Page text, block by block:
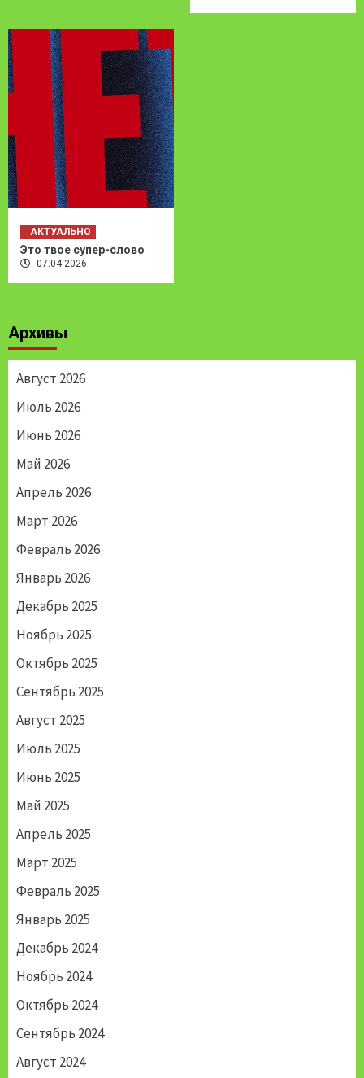
АКТУАЛЬНО
Это твое супер-слово
07.04.2026
Архивы
Август 2026
Июль 2026
Июнь 2026
Май 2026
Апрель 2026
Март 2026
Февраль 2026
Январь 2026
Декабрь 2025
Ноябрь 2025
Октябрь 2025
Сентябрь 2025
Август 2025
Июль 2025
Июнь 2025
Май 2025
Апрель 2025
Март 2025
Февраль 2025
Январь 2025
Декабрь 2024
Ноябрь 2024
Октябрь 2024
Сентябрь 2024
Август 2024